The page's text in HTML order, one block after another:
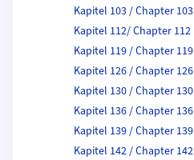
Kapitel 103 / Chapter 103
Kapitel 112/ Chapter 112
Kapitel 119 / Chapter 119
Kapitel 126 / Chapter 126
Kapitel 130 / Chapter 130
Kapitel 136 / Chapter 136
Kapitel 139 / Chapter 139
Kapitel 142 / Chapter 142